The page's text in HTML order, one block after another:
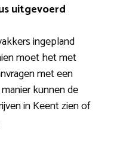
uitgevoerd
ingepland
moet het met
met een
kunnen de
in Keent zien of